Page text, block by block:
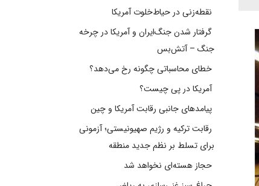
نقطه‌زنی در حیاط‌خلوت آمریکا
گرفتار شدن جنگ‌ایران و آمریکا در چرخه
جنگ – آتش‌بس
خطای محاسباتی چگونه رخ می‌دهد؟
آمریکا در پی چیست؟
پیامدهای جانبی رقابت آمریکا و چین
رقابت ترکیه و رژیم صهیونیستی؛ آزمونی
برای تسلط بر نظم جدید منطقه
حجاز هسته‌ای نخواهد شد